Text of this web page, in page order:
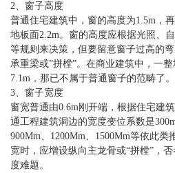
2、窗子高度
普通住宅建筑中，窗的高度为1.5m，
地板面2.2m。窗的高度应根据光照、
等规则来决策，但要留意窗子过高的
承重梁或”拼樘”。在商业建筑中，一
7.1m，那已不属于普通窗子的范畴了。
3、窗子宽度
窗宽普通由0.6m刚开端，根据住宅建
通工程建筑洞边的宽度变位系数是
900Mm、1200Mm、1500Mm等依此
宽时，应增设纵向主龙骨或“拼樘”，
度难题。